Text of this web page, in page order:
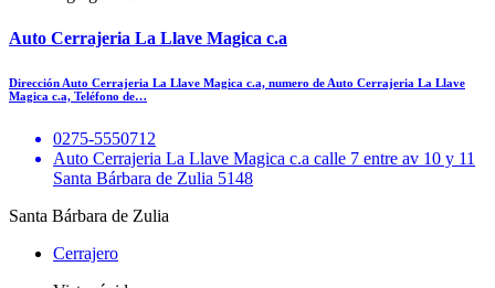
Auto Cerrajeria La Llave Magica c.a
Dirección Auto Cerrajeria La Llave Magica c.a, numero de Auto Cerrajeria La Llave
Magica c.a, Teléfono de…
0275-5550712
Auto Cerrajeria La Llave Magica c.a calle 7 entre av 10 y 11
Santa Bárbara de Zulia 5148
Santa Bárbara de Zulia
Cerrajero